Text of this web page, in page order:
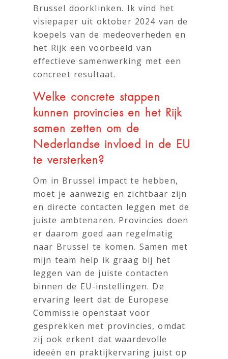
Brussel doorklinken. Ik vind het
visiepaper uit oktober 2024 van de
koepels van de medeoverheden en
het Rijk een voorbeeld van
effectieve samenwerking met een
concreet resultaat.
Welke concrete stappen
kunnen provincies en het Rijk
samen zetten om de
Nederlandse invloed in de EU
te versterken?
Om in Brussel impact te hebben,
moet je aanwezig en zichtbaar zijn
en directe contacten leggen met de
juiste ambtenaren. Provincies doen
er daarom goed aan regelmatig
naar Brussel te komen. Samen met
mijn team help ik graag bij het
leggen van de juiste contacten
binnen de EU-instellingen. De
ervaring leert dat de Europese
Commissie openstaat voor
gesprekken met provincies, omdat
zij ook erkent dat waardevolle
ideeën en praktijkervaring juist op